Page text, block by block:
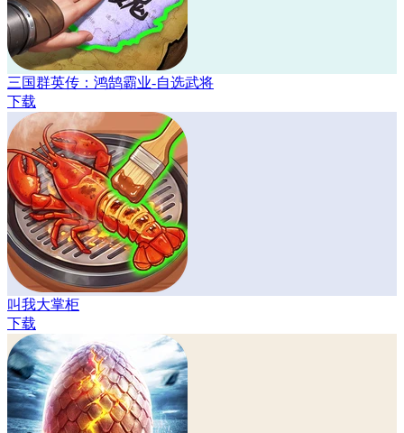
三国群英传：鸿鹄霸业-自选武将
下载
叫我大掌柜
下载